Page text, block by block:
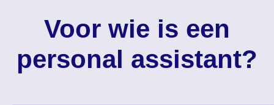
Voor wie is een
personal assistant?